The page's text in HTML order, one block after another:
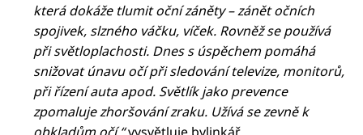
která dokáže tlumit oční záněty – zánět očních
spojivek, slzného váčku, víček. Rovněž se používá
při světloplachosti. Dnes s úspěchem pomáhá
snižovat únavu očí při sledování televize, monitorů,
při řízení auta apod. Světlík jako prevence
zpomaluje zhoršování zraku. Užívá se zevně k